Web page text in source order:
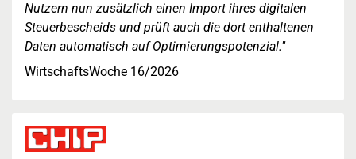
Nutzern nun zusätzlich einen Import ihres digitalen
Steuerbescheids und prüft auch die dort enthaltenen
Daten automatisch auf Optimierungspotenzial."
WirtschaftsWoche 16/2026